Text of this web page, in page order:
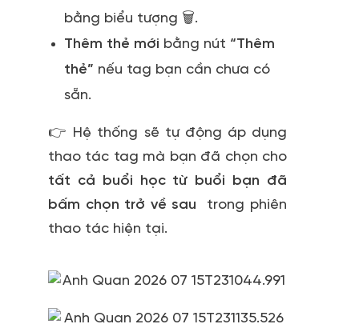
bằng biểu tượng 🗑️.
Thêm thẻ mới bằng nút “Thêm
thẻ” nếu tag bạn cần chưa có
sẵn.
👉 Hệ thống sẽ tự động áp dụng
thao tác tag mà bạn đã chọn cho
tất cả buổi học từ buổi bạn đã
bấm chọn trở về sau
trong phiên
thao tác hiện tại.